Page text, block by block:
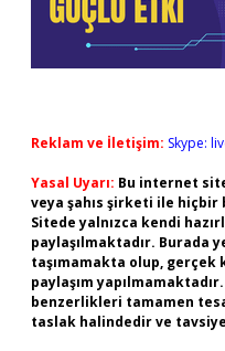
Reklam ve İletişim: Skype:
Yasal Uyarı: Bu internet
veya şahıs şirketi ile hiçbir
Sitede yalnızca kendi
paylaşılmaktadır. Burada
taşımamakta olup, gerçek
paylaşım
benzerlikleri tamamen
taslak halindedir ve